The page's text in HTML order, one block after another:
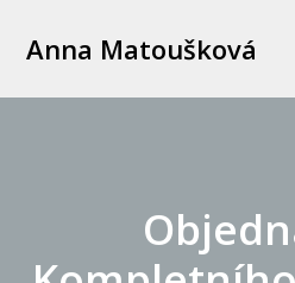
Anna Matoušková